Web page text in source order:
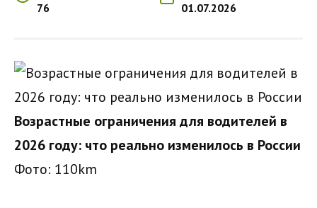
76 01.07.2026
Возрастные ограничения для водителей в
2026 году: что реально изменилось в России
Фото: 110km